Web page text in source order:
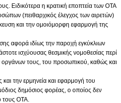
Ειδικότερα η κρατική εποπτεία των ΟΤΑ
(πειθαρχικός έλεγχος των αιρετών)
και την ομοιόμορφη εφαρμογή της
αφορά ιδίως την παροχή εγκύκλιων
ισχύουσας θεσμικής νομοθεσίας περί
οργάνων τους, του προσωπικού, καθώς και
την ερμηνεία και εφαρμογή του
δημόσιος φορέας, ο οποίος δεν
τους ΟΤΑ.